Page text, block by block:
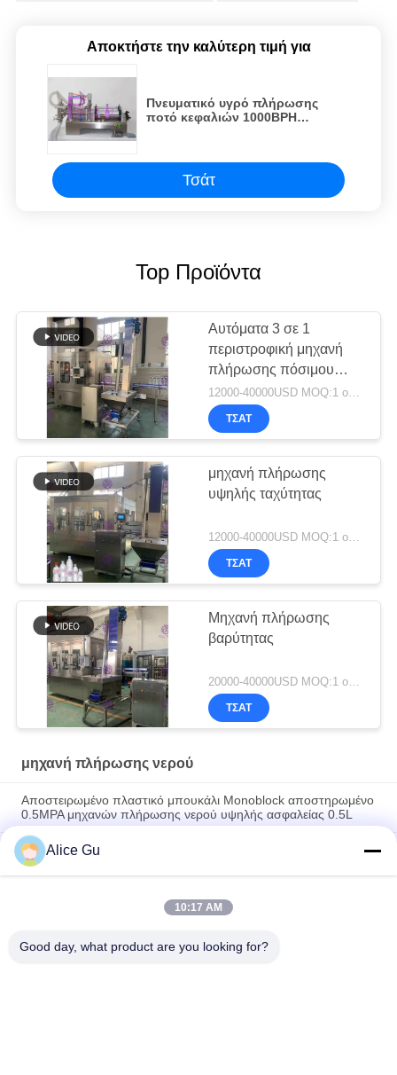
Αποκτήστε την καλύτερη τιμή για
Πνευματικό υγρό πλήρωσης
ποτό κεφαλιών 1000BPH
Τσάτ
Top Προϊόντα
Αυτόματα 3 σε 1
περιστροφική μηχανή
πλήρωσης πόσιμου
νερού μπουκαλιών της
PET
12000-40000USD MOQ:1 ομάδα
ΤΣΆΤ
μηχανή πλήρωσης
υψηλής ταχύτητας
12000-40000USD MOQ:1 ομάδα
ΤΣΆΤ
Μηχανή πλήρωσης
βαρύτητας
ΤΣΆΤ
μηχανή πλήρωσης νερού
Αποστειρωμένο πλαστικό μπουκάλι Monoblock αποστηρωμένο
0.5MPA μηχανών πλήρωσης νερού υψηλής ασφαλείας 0.5L
Αυτόματη 3--1 μηχανή κάλυψης πλήρωσης πλύσης για το
πλαστικό μεταλλικό νερό μπουκαλιών
Αυτόματες μηχανή πλήρωσης γάλακτος -1washing-αρχειοθετώ-
κάλυψης μπουκαλιών monoblock 6000BPH ακέραιες 3/
Alice Gu
10:17 AM
Good day, what product are you looking for?